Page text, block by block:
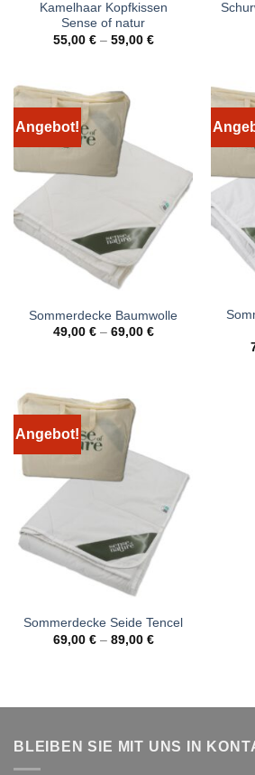
Kamelhaar Kopfkissen
Sense of natur
55,00 €– 59,00 €
Angebot!
Sommerdecke Baumwolle
49,00 €– 69,00 €
Angebot!
Sommerdecke Seide Tencel
69,00 €– 89,00 €
BLEIBEN SIE MIT UNS IN